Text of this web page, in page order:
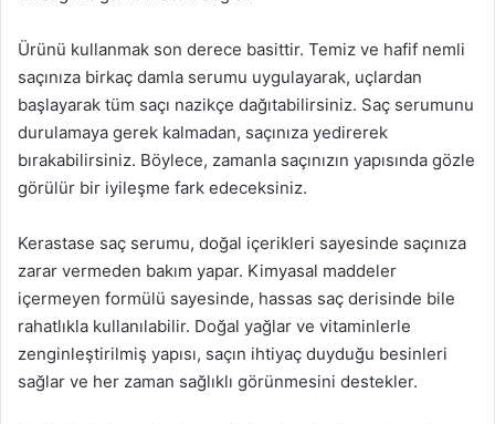
Ürünü kullanmak son derece basittir. Temiz ve hafif nemli
saçınıza birkaç damla serumu uygulayarak, uçlardan
başlayarak tüm saçı nazikçe dağıtabilirsiniz. Saç serumunu
durulamaya gerek kalmadan, saçınıza yedirerek
bırakabilirsiniz. Böylece, zamanla saçınızın yapısında gözle
görülür bir iyileşme fark edeceksiniz.
Kerastase saç serumu, doğal içerikleri sayesinde saçınıza
zarar vermeden bakım yapar. Kimyasal maddeler
içermeyen formülü sayesinde, hassas saç derisinde bile
rahatlıkla kullanılabilir. Doğal yağlar ve vitaminlerle
zenginleştirilmiş yapısı, saçın ihtiyaç duyduğu besinleri
sağlar ve her zaman sağlıklı görünmesini destekler.